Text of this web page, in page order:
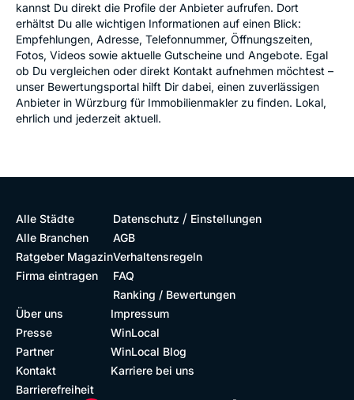
kannst Du direkt die Profile der Anbieter aufrufen. Dort
erhältst Du alle wichtigen Informationen auf einen Blick:
Empfehlungen, Adresse, Telefonnummer, Öffnungszeiten,
Fotos, Videos sowie aktuelle Gutscheine und Angebote. Egal
ob Du vergleichen oder direkt Kontakt aufnehmen möchtest –
unser Bewertungsportal hilft Dir dabei, einen zuverlässigen
Anbieter in Würzburg für Immobilienmakler zu finden. Lokal,
ehrlich und jederzeit aktuell.
Alle Städte
Alle Branchen
Ratgeber Magazin
Firma eintragen
Datenschutz / Einstellungen
AGB
Verhaltensregeln
FAQ
Ranking / Bewertungen
Über uns
Presse
Partner
Kontakt
Barrierefreiheit
Impressum
WinLocal
WinLocal Blog
Karriere bei uns